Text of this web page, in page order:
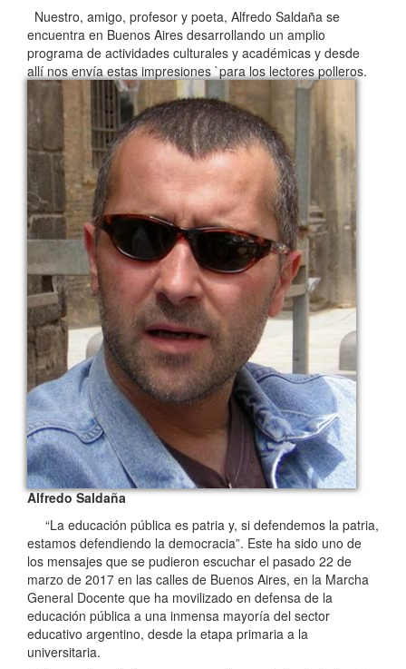
Nuestro, amigo, profesor y poeta, Alfredo Saldaña se
encuentra en Buenos Aires desarrollando un amplio
programa de actividades culturales y académicas y desde
allí nos envía estas impresiones `para los lectores polleros.
Alfredo Saldaña
“La educación pública es patria y, si defendemos la patria,
estamos defendiendo la democracia”. Este ha sido uno de
los mensajes que se pudieron escuchar el pasado 22 de
marzo de 2017 en las calles de Buenos Aires, en la Marcha
General Docente que ha movilizado en defensa de la
educación pública a una inmensa mayoría del sector
educativo argentino, desde la etapa primaria a la
universitaria.